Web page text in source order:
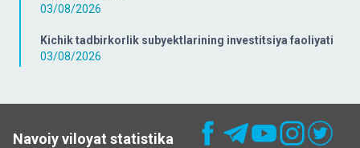
03/08/2026
Kichik tadbirkorlik subyektlarining investitsiya faoliyati
03/08/2026
Navoiy viloyat statistika